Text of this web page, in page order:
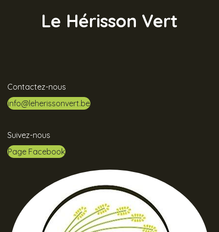
Le Hérisson Vert
Contactez-nous
info@leherissonvert.be
Suivez-nous
Page Facebook